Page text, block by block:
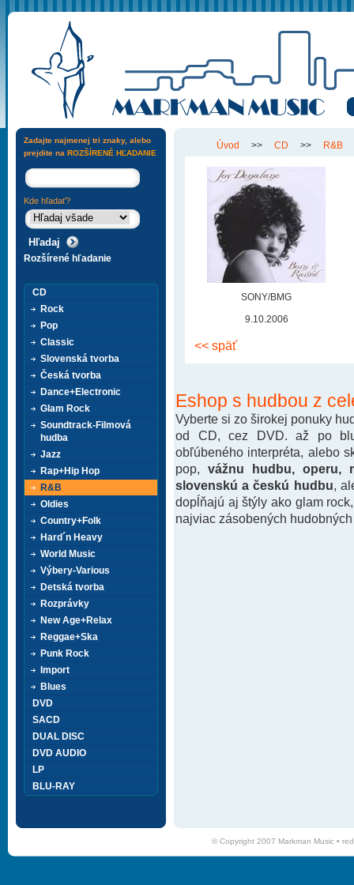
Úvod >> CD >> R&B
SONY/BMG
9.10.2006
<< späť
Eshop s hudbou z
Vyberte si zo širokej ponuky
od CD, cez DVD. až po
obľúbeného interpréta, alebo
pop, vážnu hudbu, operu,
slovenskú a českú hudbu ,
dopĺňajú aj štýly ako glam
najviac zásobených
Zadajte najmenej tri znaky, alebo
prejdite na ROZŠÍRENÉ HĽADANIE
Kde hľadať?
Rozšírené hľadanie
CD
Rock
Pop
Classic
Slovenská tvorba
Česká tvorba
Dance+Electronic
Glam Rock
Soundtrack-Filmová
hudba
Jazz
Rap+Hip Hop
R&B
Oldies
Country+Folk
Hard´n Heavy
World Music
Výbery-Various
Detská tvorba
Rozprávky
New Age+Relax
Reggae+Ska
Punk Rock
Import
Blues
DVD
SACD
DUAL DISC
DVD AUDIO
LP
BLU-RAY
© Copyright 2007 Markman Music •